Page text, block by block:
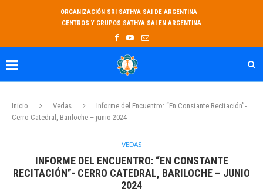
ORGANIZACIÓN SRI SATHYA SAI DE ARGENTINA
CENTROS Y GRUPOS SATHYA SAI EN ARGENTINA
Inicio Vedas
Informe del Encuentro: “En Constante Recitación”-
Cerro Catedral, Bariloche – junio 2024
VEDAS
INFORME DEL ENCUENTRO: “EN CONSTANTE
RECITACIÓN”- CERRO CATEDRAL, BARILOCHE – JUNIO
2024